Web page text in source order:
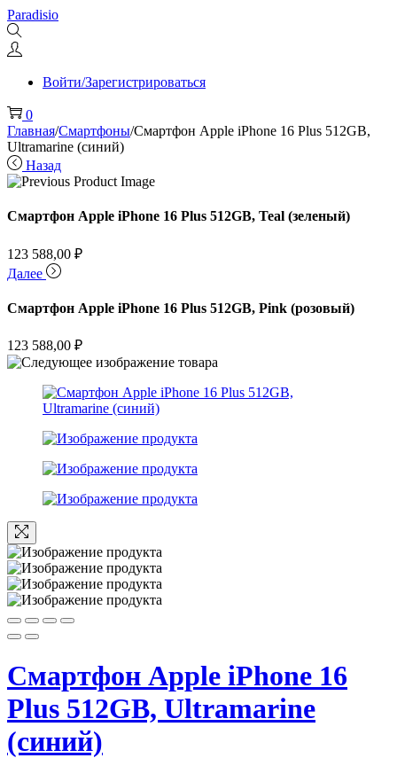
Перейти
к
навигации
Перейти
к
содержимому
Paradisio
Войти/Зарегистрироваться
0
Главная/Смартфоны/Смартфон Apple iPhone 16 Plus 512GB,
Ultramarine (синий)
Назад
Смартфон Apple iPhone 16 Plus 512GB, Teal (зеленый)
123 588,00 ₽
Далее
Смартфон Apple iPhone 16 Plus 512GB, Pink (розовый)
123 588,00 ₽
Смартфон Apple iPhone 16
Plus 512GB, Ultramarine
(синий)